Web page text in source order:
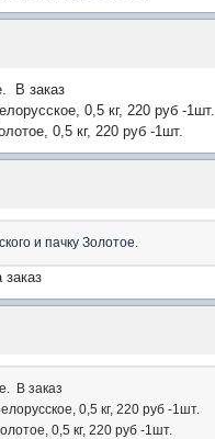
В заказ
0,5 кг, 220 руб -1шт.
0,5 кг, 220 руб -1шт.
и пачку Золотое.
заказ
В заказ
0,5 кг, 220 руб -1шт.
0,5 кг, 220 руб -1шт.